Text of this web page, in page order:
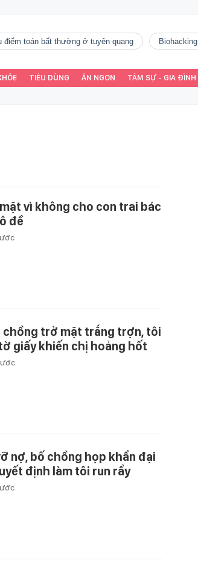
điểm toán bất thường ở tuyên quang Biohacking
TIÊU DÙNG ĂN NGON TÂM SỰ - GIA ĐÌNH
vì không cho con trai bác
đề
chồng trở mặt trắng trợn, tôi
giấy khiến chị hoảng hốt
nợ, bố chồng họp khẩn đại
định làm tôi run rẩy